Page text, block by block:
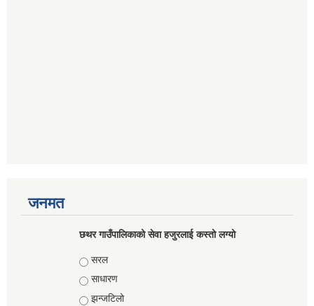
जनमत
छथर गाउँपालिकाको सेवा हजुरलाई कस्तो लग्यो
Choices
सरल
साधारण
झन्जटिलो